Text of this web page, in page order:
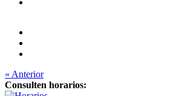
« Anterior
Consulten horarios: